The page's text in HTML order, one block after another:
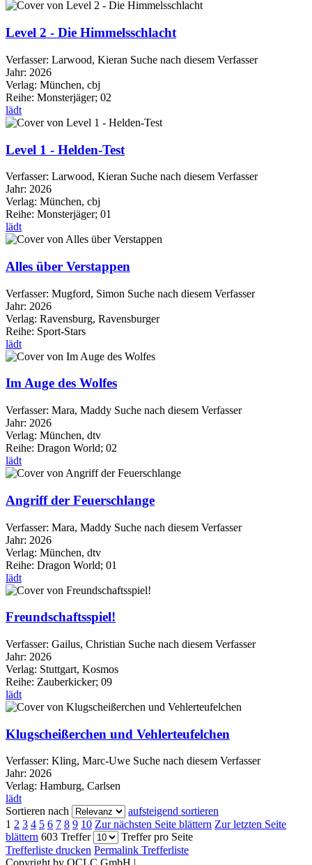
Level 2 - Die Himmelsschlacht
Verfasser: Larwood, Kieran Suche nach diesem Verfasser
Jahr: 2026
Verlag: München, cbj
Reihe: Monsterjäger; 02
lädt
Level 1 - Helden-Test
Verfasser: Larwood, Kieran Suche nach diesem Verfasser
Jahr: 2026
Verlag: München, cbj
Reihe: Monsterjäger; 01
lädt
Alles über Verstappen
Verfasser: Mugford, Simon Suche nach diesem Verfasser
Jahr: 2026
Verlag: Ravensburg, Ravensburger
Reihe: Sport-Stars
lädt
Im Auge des Wolfes
Verfasser: Mara, Maddy Suche nach diesem Verfasser
Jahr: 2026
Verlag: München, dtv
Reihe: Dragon World; 02
lädt
Angriff der Feuerschlange
Verfasser: Mara, Maddy Suche nach diesem Verfasser
Jahr: 2026
Verlag: München, dtv
Reihe: Dragon World; 01
lädt
Freundschaftsspiel!
Verfasser: Gailus, Christian Suche nach diesem Verfasser
Jahr: 2026
Verlag: Stuttgart, Kosmos
Reihe: Zauberkicker; 09
lädt
Klugscheißerchen und Vehlerteufelchen
Verfasser: Kling, Marc-Uwe Suche nach diesem Verfasser
Jahr: 2026
Verlag: Hamburg, Carlsen
lädt
Sortieren nach
aufsteigend sortieren
1 2 3 4 5 6 7 8 9 10 Zur nächsten Seite blättern Zur letzten Seite
blättern 603 Treffer
Treffer pro Seite
Trefferliste drucken Permalink Trefferliste